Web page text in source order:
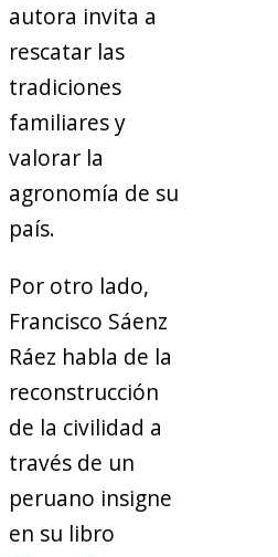
autora invita a
rescatar las
tradiciones
familiares y
valorar la
agronomía de su
país.
Por otro lado,
Francisco Sáenz
Ráez habla de la
reconstrucción
de la civilidad a
través de un
peruano insigne
en su libro